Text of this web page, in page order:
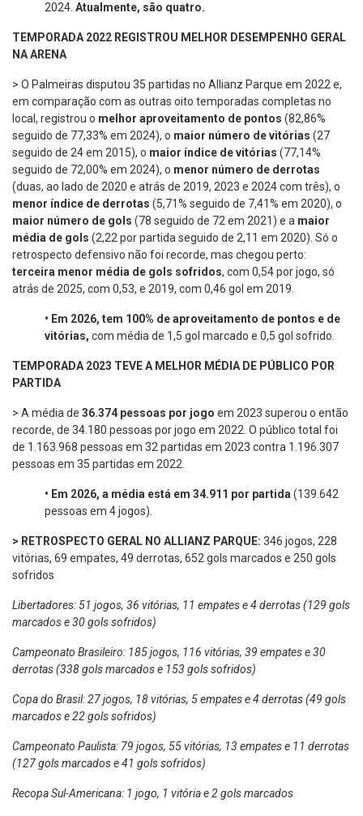
2024. Atualmente, são quatro.
TEMPORADA 2022 REGISTROU MELHOR DESEMPENHO GERAL
NA ARENA
> O Palmeiras disputou 35 partidas no Allianz Parque em 2022 e,
em comparação com as outras oito temporadas completas no
local, registrou o melhor aproveitamento de pontos (82,86%
seguido de 77,33% em 2024), o maior número de vitórias (27
seguido de 24 em 2015), o maior índice de vitórias (77,14%
seguido de 72,00% em 2024), o menor número de derrotas
(duas, ao lado de 2020 e atrás de 2019, 2023 e 2024 com três), o
menor índice de derrotas (5,71% seguido de 7,41% em 2020), o
maior número de gols (78 seguido de 72 em 2021) e a maior
média de gols (2,22 por partida seguido de 2,11 em 2020). Só o
retrospecto defensivo não foi recorde, mas chegou perto:
terceira menor média de gols sofridos, com 0,54 por jogo, só
atrás de 2025, com 0,53, e 2019, com 0,46 gol em 2019.
• Em 2026, tem 100% de aproveitamento de pontos e de
vitórias, com média de 1,5 gol marcado e 0,5 gol sofrido.
TEMPORADA 2023 TEVE A MELHOR MÉDIA DE PÚBLICO POR
PARTIDA
> A média de 36.374 pessoas por jogo em 2023 superou o então
recorde, de 34.180 pessoas por jogo em 2022. O público total foi
de 1.163.968 pessoas em 32 partidas em 2023 contra 1.196.307
pessoas em 35 partidas em 2022.
• Em 2026, a média está em 34.911 por partida (139.642
pessoas em 4 jogos).
> RETROSPECTO GERAL NO ALLIANZ PARQUE: 346 jogos, 228
vitórias, 69 empates, 49 derrotas, 652 gols marcados e 250 gols
sofridos
Libertadores: 51 jogos, 36 vitórias, 11 empates e 4 derrotas (129 gols
marcados e 30 gols sofridos)
Campeonato Brasileiro: 185 jogos, 116 vitórias, 39 empates e 30
derrotas (338 gols marcados e 153 gols sofridos)
Copa do Brasil: 27 jogos, 18 vitórias, 5 empates e 4 derrotas (49 gols
marcados e 22 gols sofridos)
Campeonato Paulista: 79 jogos, 55 vitórias, 13 empates e 11 derrotas
(127 gols marcados e 41 gols sofridos)
Recopa Sul-Americana: 1 jogo, 1 vitória e 2 gols marcados